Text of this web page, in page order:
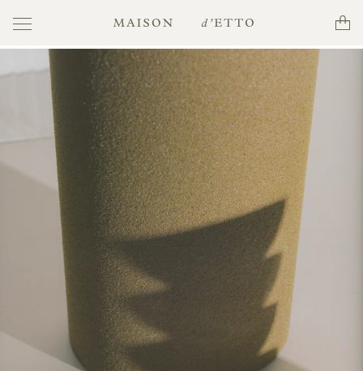
Toggle
navigation
Maison
Cart